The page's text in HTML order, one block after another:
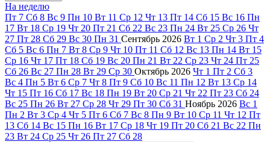
На неделю
Пт 7 Сб 8 Вс 9 Пн 10 Вт 11 Ср 12 Чт 13 Пт 14 Сб 15 Вс 16 Пн
17 Вт 18 Ср 19 Чт 20 Пт 21 Сб 22 Вс 23 Пн 24 Вт 25 Ср 26 Чт
27 Пт 28 Сб 29 Вс 30 Пн 31 Сентябрь 2026 Вт 1 Ср 2 Чт 3 Пт 4
Сб 5 Вс 6 Пн 7 Вт 8 Ср 9 Чт 10 Пт 11 Сб 12 Вс 13 Пн 14 Вт 15
Ср 16 Чт 17 Пт 18 Сб 19 Вс 20 Пн 21 Вт 22 Ср 23 Чт 24 Пт 25
Сб 26 Вс 27 Пн 28 Вт 29 Ср 30 Октябрь 2026 Чт 1 Пт 2 Сб 3
Вс 4 Пн 5 Вт 6 Ср 7 Чт 8 Пт 9 Сб 10 Вс 11 Пн 12 Вт 13 Ср 14
Чт 15 Пт 16 Сб 17 Вс 18 Пн 19 Вт 20 Ср 21 Чт 22 Пт 23 Сб 24
Вс 25 Пн 26 Вт 27 Ср 28 Чт 29 Пт 30 Сб 31 Ноябрь 2026 Вс 1
Пн 2 Вт 3 Ср 4 Чт 5 Пт 6 Сб 7 Вс 8 Пн 9 Вт 10 Ср 11 Чт 12 Пт
13 Сб 14 Вс 15 Пн 16 Вт 17 Ср 18 Чт 19 Пт 20 Сб 21 Вс 22 Пн
23 Вт 24 Ср 25 Чт 26 Пт 27 Сб 28